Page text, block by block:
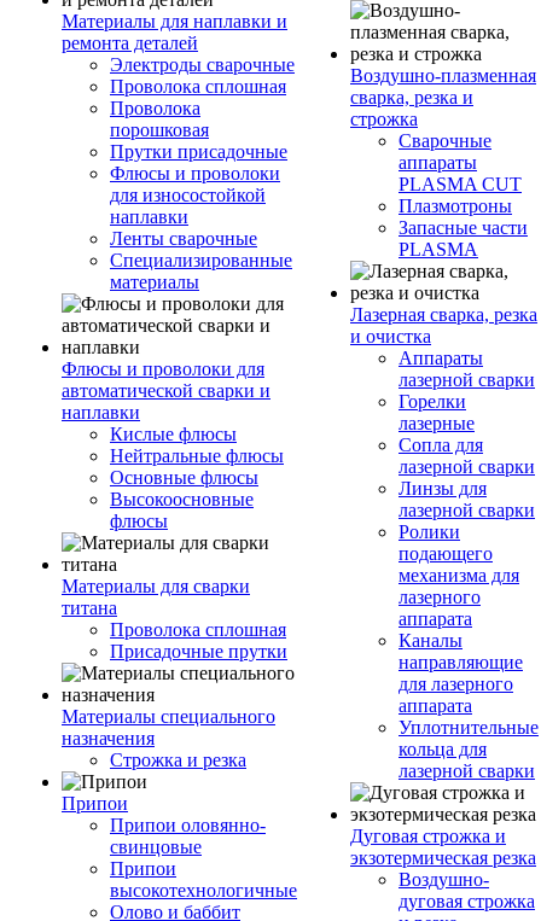
Материалы для наплавки и
ремонта деталей
Электроды сварочные
Проволока сплошная
Проволока
порошковая
Прутки присадочные
Флюсы и проволоки
для износостойкой
наплавки
Ленты сварочные
Специализированные
материалы
Флюсы и проволоки для
автоматической сварки и
наплавки
Кислые флюсы
Нейтральные флюсы
Основные флюсы
Высокоосновные
флюсы
Материалы для сварки
титана
Проволока сплошная
Присадочные прутки
Материалы специального
назначения
Строжка и резка
Припои
Припои оловянно-
свинцовые
Припои
высокотехнологичные
Олово и баббит
Воздушно-плазменная
сварка, резка и
строжка
Сварочные
аппараты
PLASMA CUT
Плазмотроны
Запасные части
PLASMA
Лазерная сварка, резка
и очистка
Аппараты
лазерной сварки
Горелки
лазерные
Сопла для
лазерной сварки
Линзы для
лазерной сварки
Ролики
подающего
механизма для
лазерного
аппарата
Каналы
направляющие
для лазерного
аппарата
Уплотнительные
кольца для
лазерной сварки
Дуговая строжка и
экзотермическая резка
Воздушно-
дуговая строжка